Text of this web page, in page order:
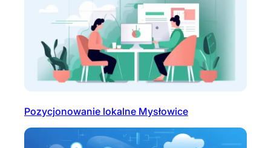
Pozycjonowanie lokalne Mysłowice